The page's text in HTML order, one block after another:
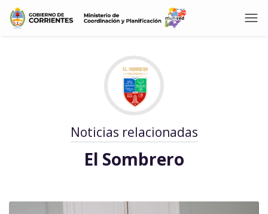
Noticias relacionadas
El Sombrero